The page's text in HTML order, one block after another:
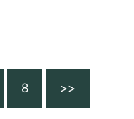
8 >>